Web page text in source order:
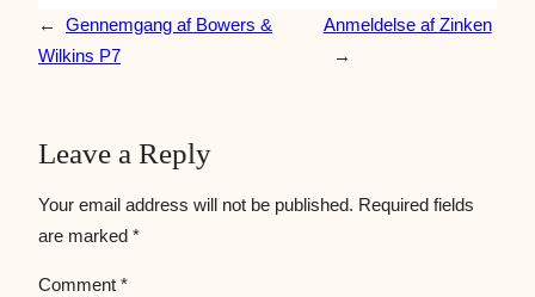
←
Gennemgang af Bowers &
Wilkins P7
Anmeldelse af Zinken
→
Leave a Reply
Your email address will not be published. Required fields
are marked *
Comment *